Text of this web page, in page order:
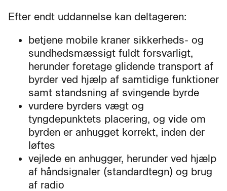
Efter endt uddannelse kan deltageren:
betjene mobile kraner sikkerheds- og
sundhedsmæssigt fuldt forsvarligt,
herunder foretage glidende transport af
byrder ved hjælp af samtidige funktioner
samt standsning af svingende byrde
vurdere byrders vægt og
tyngdepunktets placering, og vide om
byrden er anhugget korrekt, inden der
løftes
vejlede en anhugger, herunder ved hjælp
af håndsignaler (standardtegn) og brug
af radio